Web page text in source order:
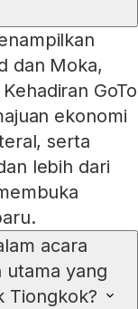
dan Moka,
GoTo
ekonomi
serta
lebih dari
acara
utama yang
Tiongkok?